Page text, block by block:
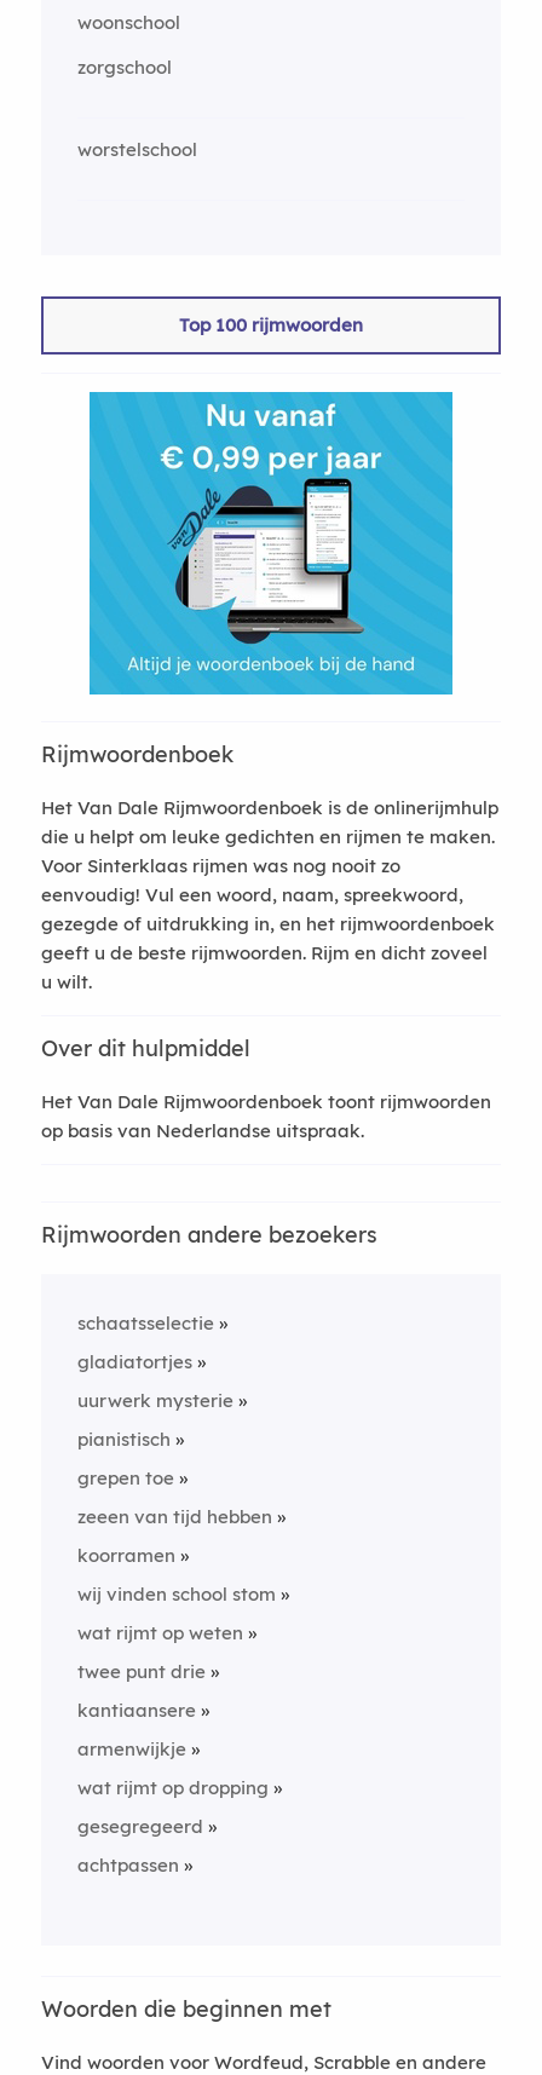
woonschool
zorgschool
worstelschool
Top 100 rijmwoorden
Rijmwoordenboek
Het Van Dale Rijmwoordenboek is de onlinerijmhulp
die u helpt om leuke gedichten en rijmen te maken.
Voor Sinterklaas rijmen was nog nooit zo
eenvoudig! Vul een woord, naam, spreekwoord,
gezegde of uitdrukking in, en het rijmwoordenboek
geeft u de beste rijmwoorden. Rijm en dicht zoveel
u wilt.
Over dit hulpmiddel
Het Van Dale Rijmwoordenboek toont rijmwoorden
op basis van Nederlandse uitspraak.
Rijmwoorden andere bezoekers
schaatsselectie
gladiatortjes
uurwerk mysterie
pianistisch
grepen toe
zeeen van tijd hebben
koorramen
wij vinden school stom
wat rijmt op weten
twee punt drie
kantiaansere
armenwijkje
wat rijmt op dropping
gesegregeerd
achtpassen
Woorden die beginnen met
Vind woorden voor Wordfeud, Scrabble en andere